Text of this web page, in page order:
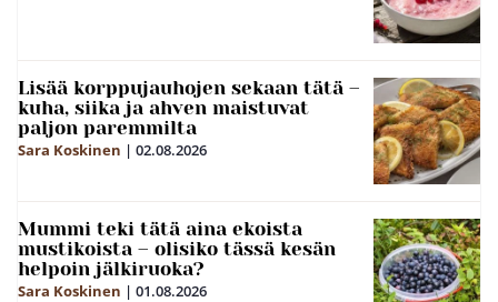
Lisää korppujauhojen sekaan tätä –
kuha, siika ja ahven maistuvat
paljon paremmilta
Sara Koskinen | 02.08.2026
Mummi teki tätä aina ekoista
mustikoista – olisiko tässä kesän
helpoin jälkiruoka?
Sara Koskinen | 01.08.2026